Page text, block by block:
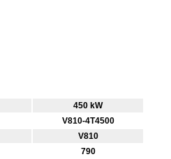
450 kW
V810-4T4500
V810
790